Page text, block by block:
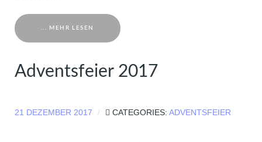
... MEHR LESEN
Adventsfeier 2017
21 DEZEMBER 2017 CATEGORIES: ADVENTSFEIER